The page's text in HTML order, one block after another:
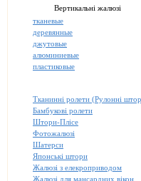
Вертикальні жалюзі
тканевые
деревянные
джутовые
алюминиевые
пластиковые
Тканинні ролети (Рулонні
Бамбукові ролети
Штори-Плісе
Фотожалюзі
Шатерси
Японські штори
Жалюзі з елекроприводом
Жалюзі для мансардних вікон